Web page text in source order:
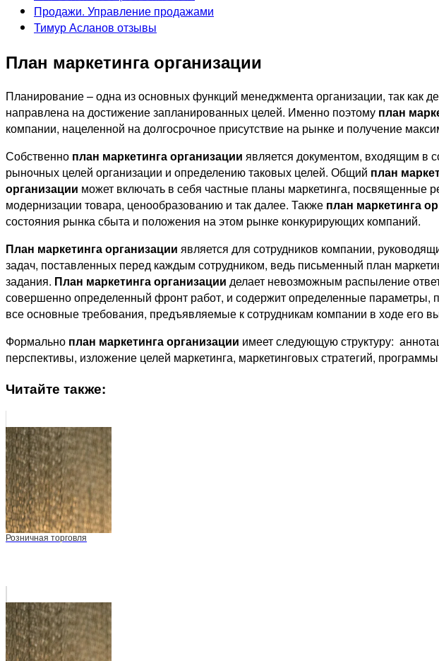
Продажи. Управление продажами
Тимур Асланов отзывы
План маркетинга организации
Планирование – одна из основных функций менеджмента организации, так как
направлена на достижение запланированных целей. Именно поэтому план
компании, нацеленной на долгосрочное присутствие на рынке и получение
Собственно план маркетинга организации является документом, входящим в
рыночных целей организации и определению таковых целей. Общий план
организации может включать в себя частные планы маркетинга,
модернизации товара, ценообразованию и так далее. Также план маркетинга
состояния рынка сбыта и положения на этом рынке конкурирующих компаний.
План маркетинга организации является для сотрудников компании,
задач, поставленных перед каждым сотрудником, ведь письменный план
задания. План маркетинга организации делает невозможным распыление
совершенно определенный фронт работ, и содержит определенные параметры,
все основные требования, предъявляемые к сотрудникам компании в ходе его
Формально план маркетинга организации имеет следующую структуру:
перспективы, изложение целей маркетинга, маркетинговых стратегий,
Читайте также:
Розничная торговля